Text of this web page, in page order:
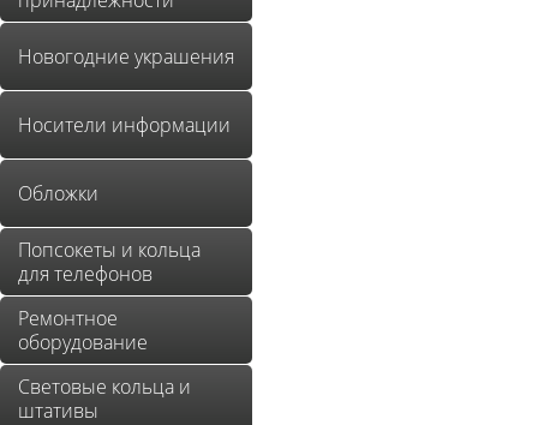
Новогодние украшения
Носители информации
Обложки
Попсокеты и кольца
для телефонов
Ремонтное
оборудование
Световые кольца и
штативы